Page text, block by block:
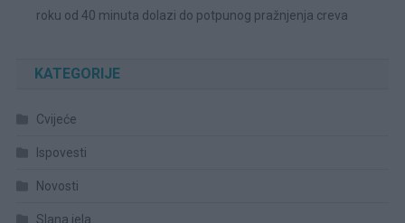
roku od 40 minuta dolazi do potpunog pražnjenja creva
KATEGORIJE
Cvijeće
Ispovesti
Novosti
Slana jela